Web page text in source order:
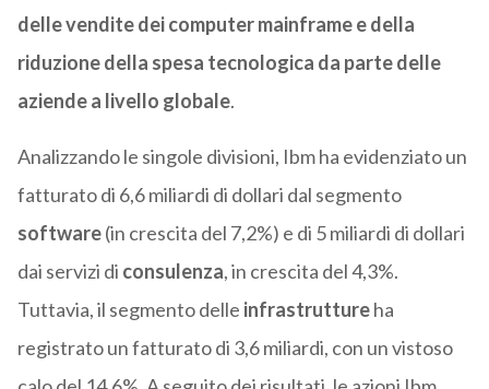
delle vendite dei computer mainframe e della
riduzione della spesa tecnologica da parte delle
aziende a livello globale.
Analizzando le singole divisioni, Ibm ha evidenziato un
fatturato di 6,6 miliardi di dollari dal segmento
software(in crescita del 7,2%) e di 5 miliardi di dollari
dai servizi di consulenza, in crescita del 4,3%.
Tuttavia, il segmento delle infrastruttureha
registrato un fatturato di 3,6 miliardi, con un vistoso